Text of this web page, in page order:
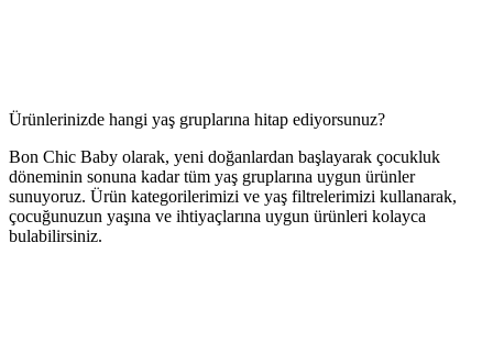
Ürünlerinizde hangi yaş gruplarına hitap ediyorsunuz?
Bon Chic Baby olarak, yeni doğanlardan başlayarak çocukluk
döneminin sonuna kadar tüm yaş gruplarına uygun ürünler
sunuyoruz. Ürün kategorilerimizi ve yaş filtrelerimizi kullanarak,
çocuğunuzun yaşına ve ihtiyaçlarına uygun ürünleri kolayca
bulabilirsiniz.